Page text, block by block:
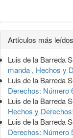
Detalles
del
artículo
Artículos más
Luis de la Barreda
manda , Hechos y
Luis de la Barreda
Derechos: Número
Luis de la Barreda
Hechos y
Luis de la Barreda
Derechos: Número